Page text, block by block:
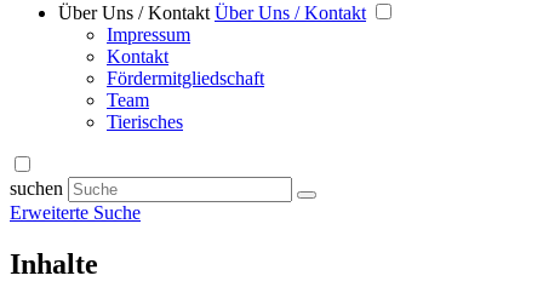
Über Uns / Kontakt Über Uns / Kontakt
Impressum
Kontakt
Fördermitgliedschaft
Team
Tierisches
suchen
Erweiterte Suche
Inhalte